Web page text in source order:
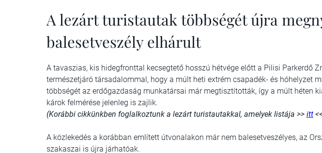
A lezárt turistautak többségét újra
balesetveszély elhárult
A tavaszias, kis hidegfronttal kecsegtető hosszú hétvége előtt a Pilisi Parkerdő
természetjáró társadalommal, hogy a múlt heti extrém csapadék- és hóhelyzet
többségét az erdőgazdaság munkatársai már megtisztították, így a múlt héten
károk felmérése jelenleg is zajlik.
(Korábbi cikkünkben foglalkoztunk a lezárt turistautakkal, amelyek listája >> itt
A közlekedés a korábban említett útvonalakon már nem balesetveszélyes, az
szakaszai is újra járhatóak.